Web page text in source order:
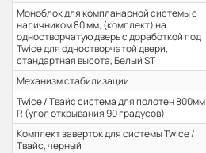
Моноблок для компланарной системы с
наличником 80 мм, (комплект) на
одностворчатую дверь с доработкой под
Twice для одностворчатой двери,
стандартная высота, Белый ST
Механизм стабилизации
Twice / Твайс система для полотен 800мм
R (угол открывания 90 градусов)
Комплект заверток для системы Twice /
Твайс, черный